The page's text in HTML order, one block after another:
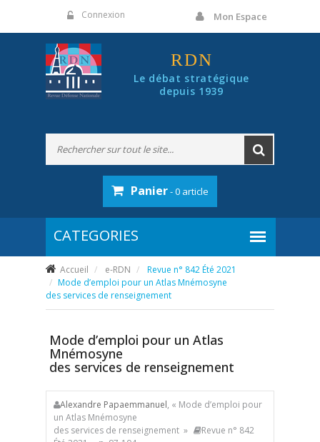
Connexion Mon Espace
RDN
Le débat stratégique
depuis 1939
Panier- 0 article
Accueil e-RDN
Revue n° 842 Été 2021
Mode d’emploi pour un Atlas Mnémosyne
des services de renseignement
Mode d’emploi pour un Atlas
Mnémosyne
des services de renseignement
Alexandre Papaemmanuel, « Mode d’emploi pour
un Atlas Mnémosyne
des services de renseignement »
Revue n° 842